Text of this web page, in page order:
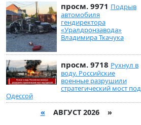
просм. 9971 Подрыв
автомобиля
гендиректора
«Уралдронзавода»
Владимира Ткачука
просм. 9718 Рухнул в
воду. Российские
военные разрушили
стратегический мост под
Одессой
« АВГУСТ 2026 »